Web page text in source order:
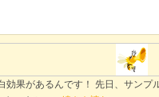
効果があるんです！ 先日、サンプ